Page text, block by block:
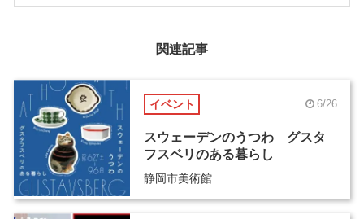
関連記事
イベント 6/26
スウェーデンのうつわ グスタ
フスベリのある暮らし
静岡市美術館